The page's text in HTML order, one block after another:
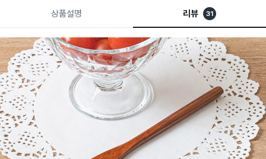
상품설명 리뷰 31